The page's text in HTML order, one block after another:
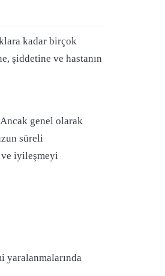
kadar birçok
şiddetine ve hastanın
genel olarak
süreli
ve iyileşmeyi
yaralanmalarında